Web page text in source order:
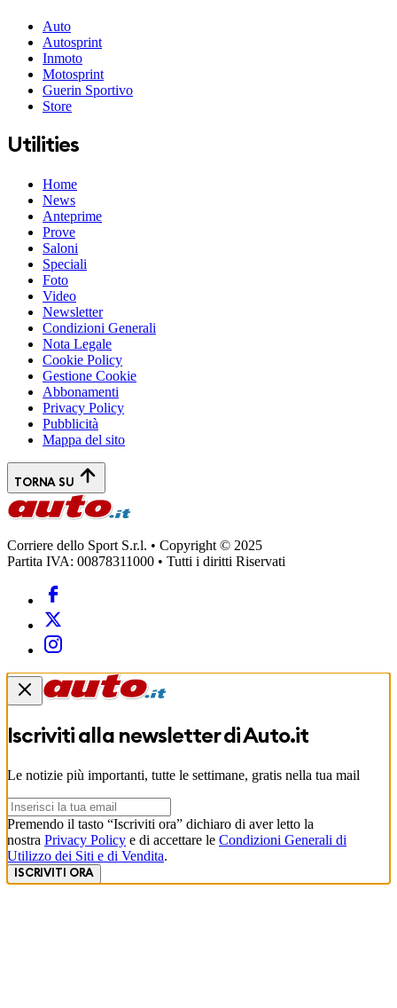
Auto
Autosprint
Inmoto
Motosprint
Guerin Sportivo
Store
Utilities
Home
News
Anteprime
Prove
Saloni
Speciali
Foto
Video
Newsletter
Condizioni Generali
Nota Legale
Cookie Policy
Gestione Cookie
Abbonamenti
Privacy Policy
Pubblicità
Mappa del sito
TORNA SU
Corriere dello Sport S.r.l. • Copyright © 2025
Partita IVA: 00878311000 • Tutti i diritti Riservati
Iscriviti alla newsletter diAuto.it
Le notizie più importanti, tutte le settimane, gratis nella tua mail
Premendo il tasto “Iscriviti ora” dichiaro di aver letto la
nostra Privacy Policy e di accettare le Condizioni Generali di
Utilizzo dei Siti e di Vendita.
ISCRIVITI ORA